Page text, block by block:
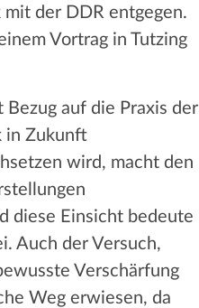
der DDR entgegen.
Vortrag in Tutzing
auf die Praxis der
in Zukunft
wird, macht den
diese Einsicht bedeute
Auch der Versuch,
Verschärfung
Weg erwiesen, da